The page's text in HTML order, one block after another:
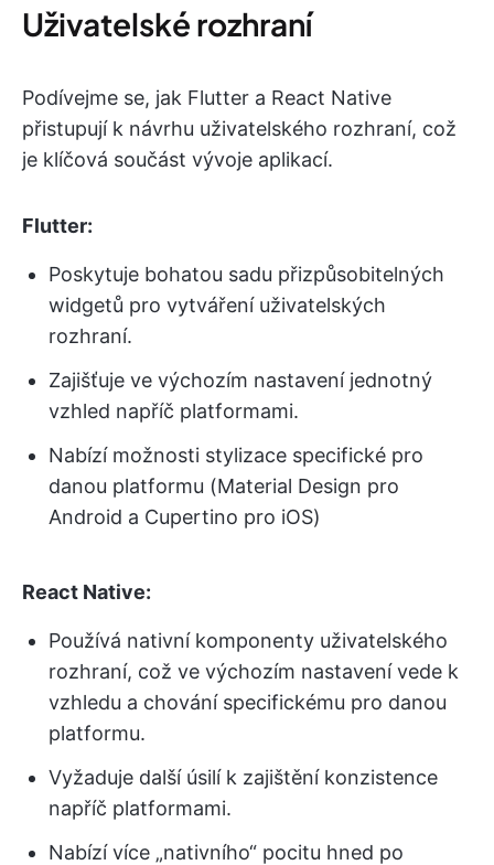
Uživatelské rozhraní
Podívejme se, jak Flutter a React Native
přistupují k návrhu uživatelského rozhraní, což
je klíčová součást vývoje aplikací.
Flutter:
Poskytuje bohatou sadu přizpůsobitelných
widgetů pro vytváření uživatelských
rozhraní.
Zajišťuje ve výchozím nastavení jednotný
vzhled napříč platformami.
Nabízí možnosti stylizace specifické pro
danou platformu (Material Design pro
Android a Cupertino pro iOS)
React Native:
Používá nativní komponenty uživatelského
rozhraní, což ve výchozím nastavení vede k
vzhledu a chování specifickému pro danou
platformu.
Vyžaduje další úsilí k zajištění konzistence
napříč platformami.
Nabízí více „nativního“ pocitu hned po